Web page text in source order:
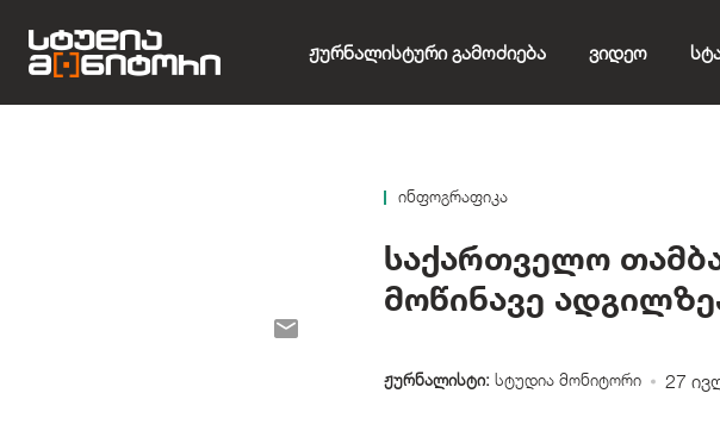
Ჟურნალისტური Გამოძიება Ვიდეო
ინფოგრაფიკა
საქართველო
მოწინავე
ჟურნალისტი: სტუდია მონიტორი 27